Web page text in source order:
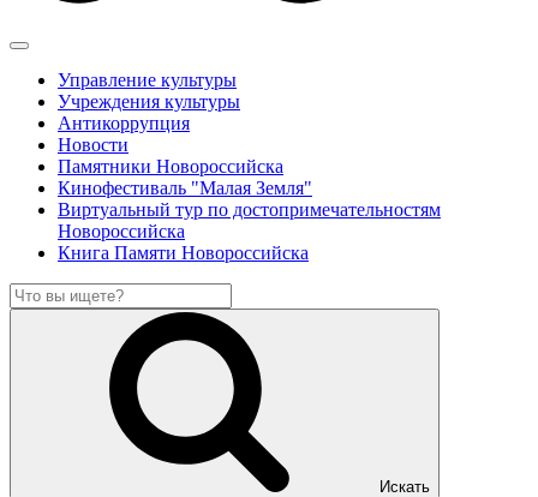
Управление культуры
Учреждения культуры
Антикоррупция
Новости
Памятники Новороссийска
Кинофестиваль "Малая Земля"
Виртуальный тур по достопримечательностям
Новороссийска
Книга Памяти Новороссийска
Искать